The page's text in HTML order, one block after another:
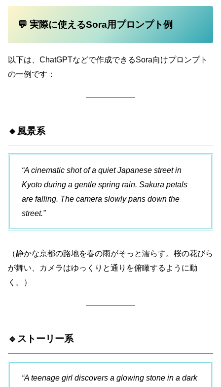
💬 実際に使えるSora用プロンプト例
以下は、ChatGPTなどで作成できるSora向けプロンプト
の一例です：
🔹風景系
“A cinematic shot of a quiet Japanese street in
Kyoto during a gentle spring rain. Sakura petals
are falling. The camera slowly pans down the
street.”
（静かな京都の路地を春の雨がそっと濡らす。桜の花びら
が舞い、カメラはゆっくりと通りを俯瞰するように動
く。）
🔹ストーリー系
“A teenage girl discovers a glowing stone in a dark